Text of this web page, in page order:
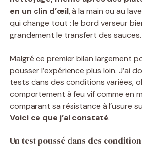
en un clin d’œil, à la main ou au
qui change tout : le bord verseur
grandement le transfert des sauces.
Malgré ce premier bilan largement
pousser l’expérience plus loin. J’ai
tests dans des conditions variées,
comportement à feu vif comme en
comparant sa résistance à l’usure
Voici ce que j’ai constaté.
Un test poussé dans des